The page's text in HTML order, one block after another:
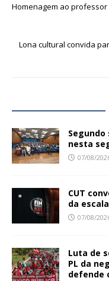
Homenagem ao
Lona cultural convida
nesta
07/08/
CUT
da
07/08/
Luta de
PL da
defende